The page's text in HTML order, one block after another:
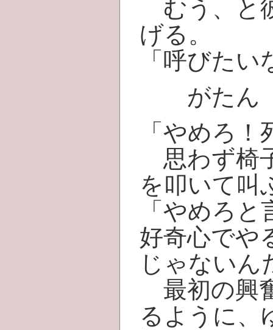
むう、と
げる。
「呼びたい
がた
「やめろ
思わず椅
を叩いて叫
「やめろ
好奇心でや
じゃないん
最初の興
るように、